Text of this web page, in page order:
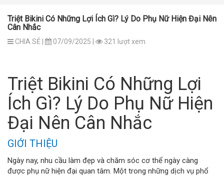
Triệt Bikini Có Những Lợi Ích Gì? Lý Do Phụ Nữ Hiện Đại Nên
Cân Nhắc
CHIA SẺ | 07/09/2025 | 321 lượt xem
Triệt Bikini Có Những Lợi
Ích Gì? Lý Do Phụ Nữ Hiện
Đại Nên Cân Nhắc
GIỚI THIỆU
Ngày nay, nhu cầu làm đẹp và chăm sóc cơ thể ngày càng
được phụ nữ hiện đại quan tâm. Một trong những dịch vụ phổ